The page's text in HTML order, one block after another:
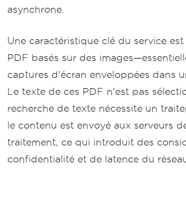
asynchrone.
Une caractéristique clé du service
PDF basés sur des
captures d'écran enveloppées dans
Le texte de ces PDF n'est pas
recherche de texte nécessite un
le contenu est envoyé aux serveurs
traitement, ce qui introduit des
confidentialité et de latence du